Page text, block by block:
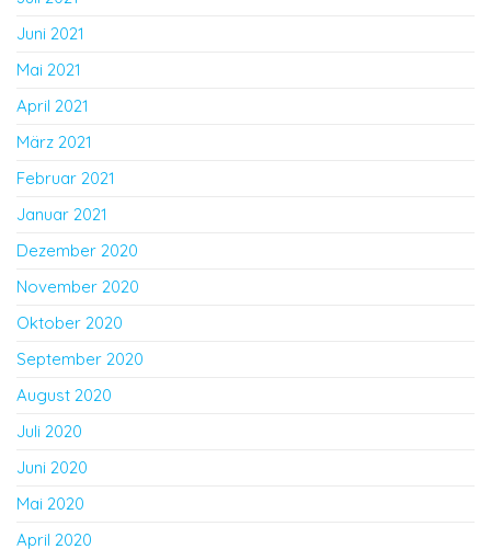
Juni 2021
Mai 2021
April 2021
März 2021
Februar 2021
Januar 2021
Dezember 2020
November 2020
Oktober 2020
September 2020
August 2020
Juli 2020
Juni 2020
Mai 2020
April 2020